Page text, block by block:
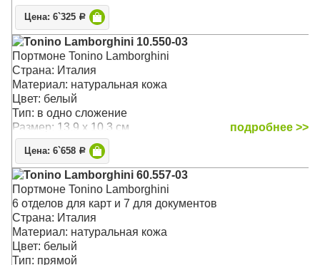
Цена: 6`325 Р
Tonino Lamborghini 10.550-03
Портмоне Tonino Lamborghini
Страна: Италия
Материал: натуральная кожа
Цвет: белый
Тип: в одно сложение
Размер: 13.9 x 10.3 см
подробнее >>
Цена: 6`658 Р
Tonino Lamborghini 60.557-03
Портмоне Tonino Lamborghini
6 отделов для карт и 7 для документов
Страна: Италия
Материал: натуральная кожа
Цвет: белый
Тип: прямой